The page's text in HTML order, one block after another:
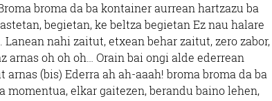
broma da ba kontainer aurrean hartzazu ba
begietan, ke beltza begietan Ez nau halare
nahi zaitut, etxean behar zaitut, zero zabor,
oh oh oh… Orain bai ongi alde ederrean
(bis) Ederra ah ah-aaah! broma broma da ba
elkar gaitezen, berandu baino lehen,